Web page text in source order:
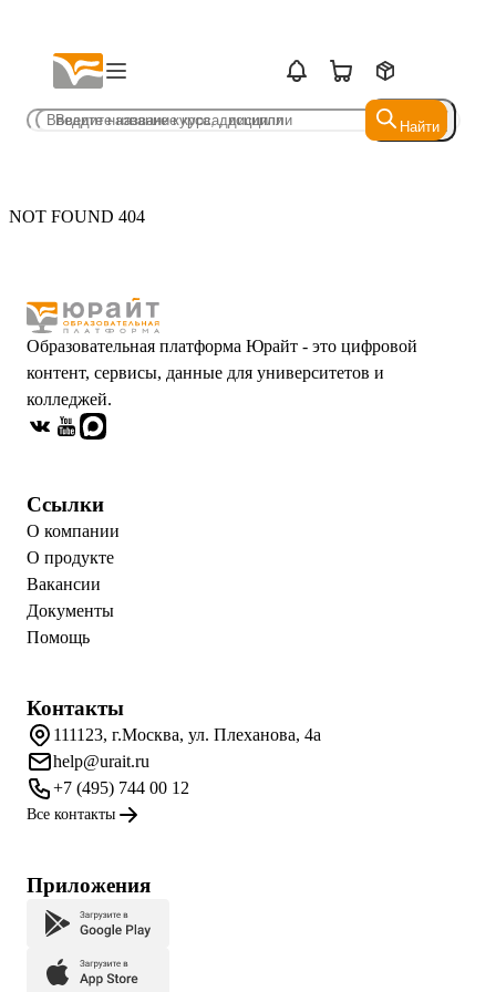
Найти
Найти
NOT FOUND 404
Образовательная платформа Юрайт - это цифровой
контент, сервисы, данные для университетов и
колледжей.
Ссылки
О компании
О продукте
Вакансии
Документы
Помощь
Контакты
111123, г.Москва, ул. Плеханова, 4а
help@urait.ru
+7 (495) 744 00 12
Все контакты
Приложения